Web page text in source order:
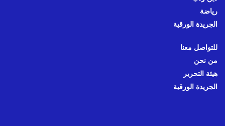
رياضة
الجريدة الورقية
للتواصل معنا
من نحن
هيئة التحرير
الجريدة الورقية